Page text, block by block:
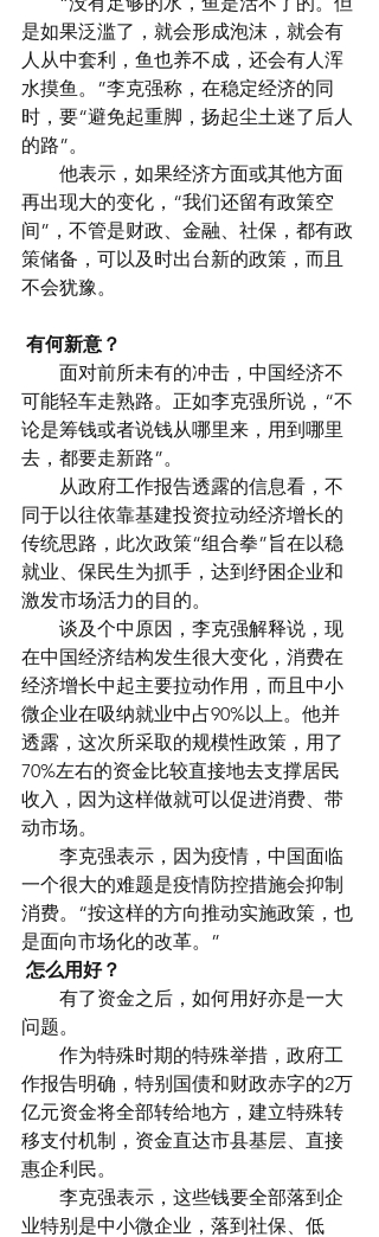
是如果泛滥了，就会形成泡沫，就会有
人从中套利，鱼也养不成，还会有人浑
水摸鱼。”李克强称，在稳定经济的同
时，要“避免起重脚，扬起尘土迷了后人
的路”。
他表示，如果经济方面或其他方面
再出现大的变化，“我们还留有政策空
间”，不管是财政、金融、社保，都有政
策储备，可以及时出台新的政策，而且
不会犹豫。
有何新意？
面对前所未有的冲击，中国经济不
可能轻车走熟路。正如李克强所说，“不
论是筹钱或者说钱从哪里来，用到哪里
去，都要走新路”。
从政府工作报告透露的信息看，不
同于以往依靠基建投资拉动经济增长的
传统思路，此次政策“组合拳”旨在以稳
就业、保民生为抓手，达到纾困企业和
激发市场活力的目的。
谈及个中原因，李克强解释说，现
在中国经济结构发生很大变化，消费在
经济增长中起主要拉动作用，而且中小
微企业在吸纳就业中占90%以上。他并
透露，这次所采取的规模性政策，用了
70%左右的资金比较直接地去支撑居民
收入，因为这样做就可以促进消费、带
动市场。
李克强表示，因为疫情，中国面临
一个很大的难题是疫情防控措施会抑制
消费。“按这样的方向推动实施政策，也
是面向市场化的改革。”
怎么用好？
有了资金之后，如何用好亦是一大
问题。
作为特殊时期的特殊举措，政府工
作报告明确，特别国债和财政赤字的2万
亿元资金将全部转给地方，建立特殊转
移支付机制，资金直达市县基层、直接
惠企利民。
李克强表示，这些钱要全部落到企
业特别是中小微企业，落到社保、低